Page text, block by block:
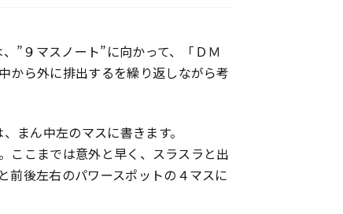
”９マスノート”に向かって、「ＤＭ
から外に排出するを繰り返しながら考
まん中左のマスに書きます。
ここまでは意外と早く、スラスラと出
前後左右のパワースポットの４マスに